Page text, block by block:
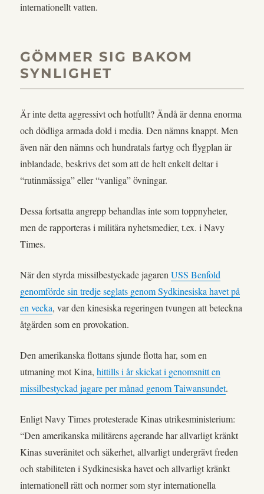
internationellt vatten.
GÖMMER SIG BAKOM
SYNLIGHET
Är inte detta aggressivt och hotfullt? Ändå är denna enorma
och dödliga armada dold i media. Den nämns knappt. Men
även när den nämns och hundratals fartyg och flygplan är
inblandade, beskrivs det som att de helt enkelt deltar i
“rutinmässiga” eller “vanliga” övningar.
Dessa fortsatta angrepp behandlas inte som toppnyheter,
men de rapporteras i militära nyhetsmedier, t.ex. i Navy
Times.
När den styrda missilbestyckade jagarenUSS Benfold
genomförde sin tredje seglats genom Sydkinesiska havet på
en vecka, var den kinesiska regeringen tvungen att beteckna
åtgärden som en provokation.
Den amerikanska flottans sjunde flotta har, som en
utmaning mot Kina,hittills i år skickat i genomsnitt en
missilbestyckad jagare per månad genom Taiwansundet.
Enligt Navy Times protesterade Kinas utrikesministerium:
“Den amerikanska militärens agerande har allvarligt kränkt
Kinas suveränitet och säkerhet, allvarligt undergrävt freden
och stabiliteten i Sydkinesiska havet och allvarligt kränkt
internationell rätt och normer som styr internationella